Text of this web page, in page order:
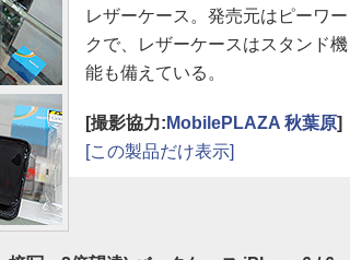
レザーケース。発売元はピーワー
クで、レザーケースはスタンド機
能も備えている。
[撮影協力: MobilePLAZA 秋葉原]
[この製品だけ表示]